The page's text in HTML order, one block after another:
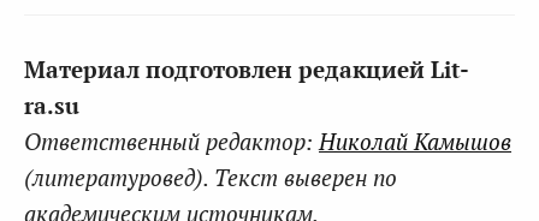
Материал подготовлен редакцией Lit-
ra.su
Ответственный редактор:Николай Камышов
(литературовед). Текст выверен по
академическим источникам.